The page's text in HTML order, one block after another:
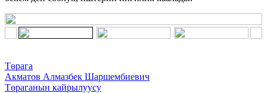
Төрага
Акматов Алмазбек Шаршембиевич
Төраганын кайрылуусу